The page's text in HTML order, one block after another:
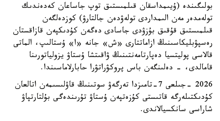
بولىگىندە (ۇيىمداسقان قىلمىستىق توپ جاساعان كەدەندىك
تولەمدەر مەن الىمداردى تولەۋدەن جالتارۋ) كوزدەلگەن
قىلمىستىق قۇقىق بۇزۋدى جاسادى دەگەن كۇدىكپەن قازاقستان
رەسپۋبليكاسىنىڭ ازاماتتارى «ش» جانە «ا» ۇستالىپ، الماتى
قالاسى پوليتسيا دەپارتامەنتىنىڭ ۋاقىتشا ۇستاۋ يزولياتورىنا
قامالدى، - دەلىنگەن باس پروكۋراتۋرا حابارلاماسىندا.
2026 -جىلعى 7-تامىزدا تەرگەۋ سوتىنىڭ قاۋلىسىمەن اتالعان
كۇدىكتىلەرگە قاتىستى كۇزەتپەن ۇستاۋ تۇرىندەگى بۇلتارتپاۋ
شاراسى سانكسيالاندى.